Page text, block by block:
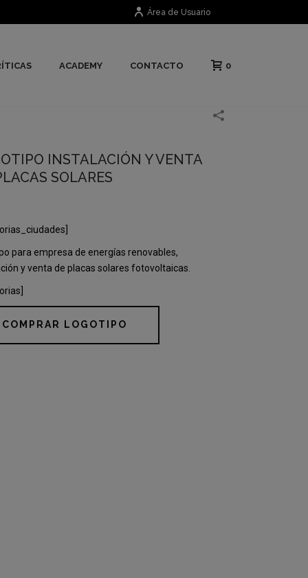
Área de Usuario
ACADEMY CONTACTO 0
INSTALACIÓN Y VENTA
SOLARES
para empresa de energías renovables,
y venta de placas solares fotovoltaicas.
COMPRAR LOGOTIPO